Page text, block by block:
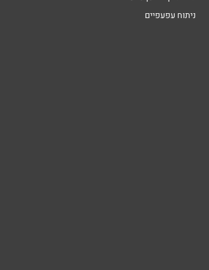
ניתוח עפעפיים